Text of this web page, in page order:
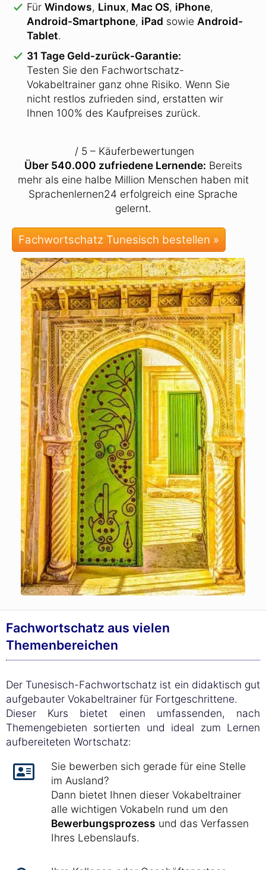
Für Windows, Linux, Mac OS, iPhone,
Android-Smartphone, iPad sowie Android-
Tablet.
31 Tage Geld-zurück-Garantie:
Testen Sie den Fachwortschatz-
Vokabeltrainer ganz ohne Risiko. Wenn Sie
nicht restlos zufrieden sind, erstatten wir
Ihnen 100% des Kaufpreises zurück.
/ 5 – Käuferbewertungen
Über 540.000 zufriedene Lernende: Bereits
mehr als eine halbe Million Menschen haben mit
Sprachenlernen24 erfolgreich eine Sprache
gelernt.
Fachwortschatz Tunesisch bestellen »
Fachwortschatz aus vielen
Themenbereichen
Der Tunesisch-Fachwortschatz ist ein didaktisch gut
aufgebauter Vokabeltrainer für Fortgeschrittene.
Dieser Kurs bietet einen umfassenden, nach
Themengebieten sortierten und ideal zum Lernen
aufbereiteten Wortschatz:
Sie bewerben sich gerade für eine Stelle
im Ausland?
Dann bietet Ihnen dieser Vokabeltrainer
alle wichtigen Vokabeln rund um den
Bewerbungsprozess und das Verfassen
Ihres Lebenslaufs.